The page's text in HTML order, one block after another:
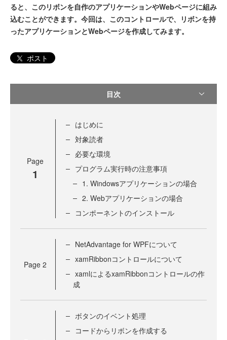
ると、このリボンを自作のアプリケーションやWebページに組み
込むことができます。今回は、このコントロールで、リボンを持
ったアプリケーションとWebページを作成してみます。
ポスト
目次
Page
1
はじめに
対象読者
必要な環境
プログラム実行時の注意事項
1. Windowsアプリケーションの場合
2. Webアプリケーションの場合
コンポーネントのインストール
Page 2
NetAdvantage for WPFについて
xamRibbonコントロールについて
xamlによるxamRibbonコントロールの作
成
ボタンのイベント処理
コードからリボンを作成する